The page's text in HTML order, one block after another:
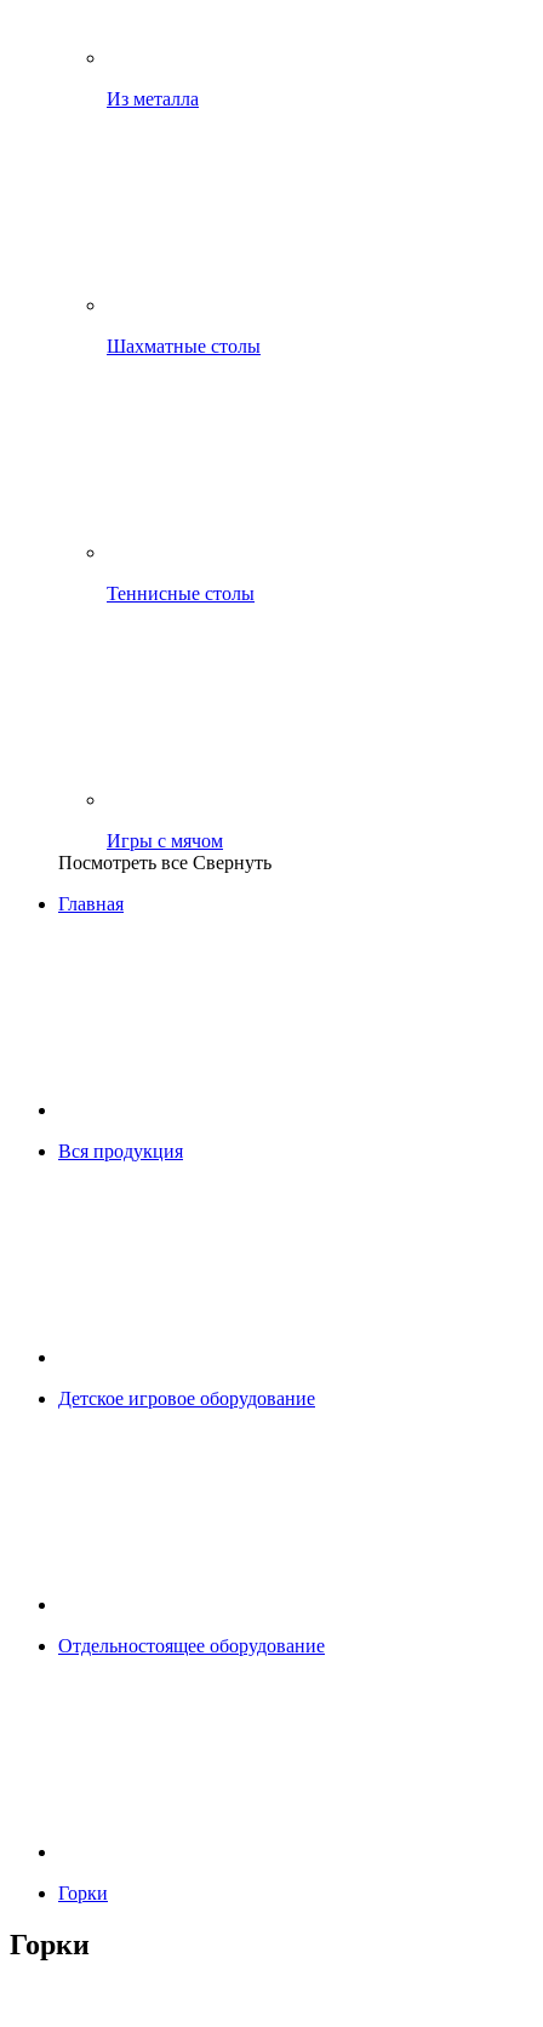
Из металла
Шахматные столы
Теннисные столы
Игры с мячом
Посмотреть все Свернуть
Главная
Вся продукция
Детское игровое оборудование
Отдельностоящее оборудование
Горки
Горки